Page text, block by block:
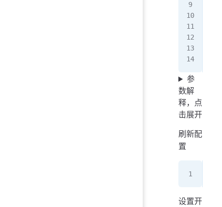
参
数解
释，点
击展开
刷新配
置
设置开